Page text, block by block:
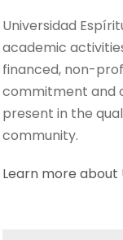
Universidad
academic
financed, non-
commitment and
present in the
community.
Learn more about